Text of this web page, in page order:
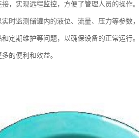
，实现远程监控，方便了管理人员的操作。
时监测储罐内的液位、流量、压力等参数
定期维护等问题，以确保设备的正常运行
的便利和效益。